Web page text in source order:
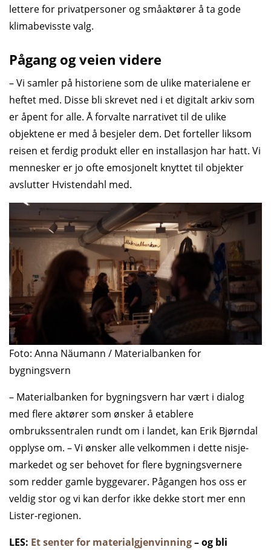
lettere for privatpersoner og småaktører å ta gode
klimabevisste valg.
Pågang og veien videre
– Vi samler på historiene som de ulike materialene er
heftet med. Disse bli skrevet ned i et digitalt arkiv som
er åpent for alle. Å forvalte narrativet til de ulike
objektene er med å besjeler dem. Det forteller liksom
reisen et ferdig produkt eller en installasjon har hatt. Vi
mennesker er jo ofte emosjonelt knyttet til objekter
avslutter Hvistendahl med.
Foto: Anna Näumann / Materialbanken for
bygningsvern
– Materialbanken for bygningsvern har vært i dialog
med flere aktører som ønsker å etablere
ombrukssentralen rundt om i landet, kan Erik Bjørndal
opplyse om. – Vi ønsker alle velkommen i dette nisje-
markedet og ser behovet for flere bygningsvernere
som redder gamle byggevarer. Pågangen hos oss er
veldig stor og vi kan derfor ikke dekke stort mer enn
Lister-regionen.
LES: Et senter for materialgjenvinning– og bli